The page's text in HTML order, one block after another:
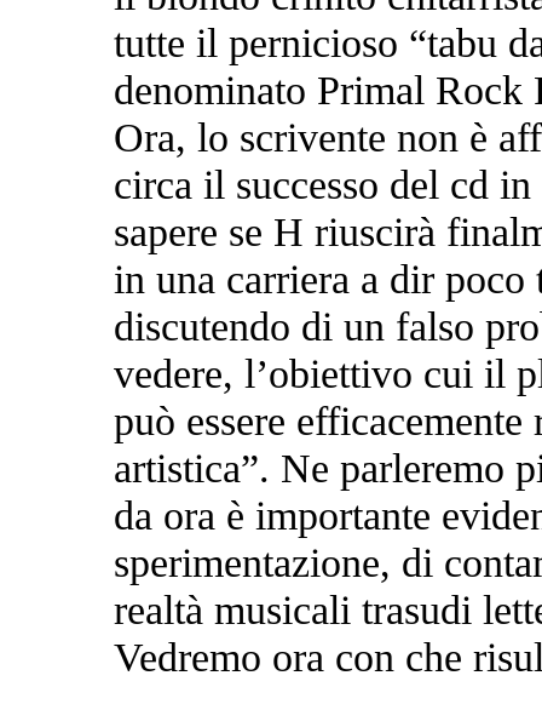
tutte il pernicioso “tabu
denominato Primal Rock
Ora, lo scrivente non è
circa il successo del cd
sapere se H riuscirà
in una carriera a dir
discutendo di un falso
vedere, l’obiettivo cui il
può essere
artistica”. Ne parleremo
da ora è importante
sperimentazione, di
realtà musicali trasudi
Vedremo ora con che